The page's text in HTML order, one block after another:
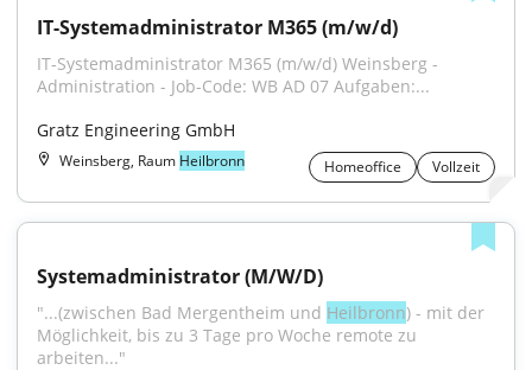
IT-Systemadministrator M365 (m/w/d)
IT-Systemadministrator M365 (m/w/d) Weinsberg -
Administration - Job-Code: WB AD 07 Aufgaben:...
Gratz Engineering GmbH
Weinsberg, Raum Heilbronn Homeoffice Vollzeit
Systemadministrator (M/W/D)
"...(zwischen Bad Mergentheim und Heilbronn) - mit der
Möglichkeit, bis zu 3 Tage pro Woche remote zu
arbeiten..."